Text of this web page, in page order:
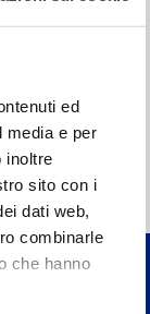
ed
media e per
inoltre
sito con i
dati web,
combinarle
che hanno